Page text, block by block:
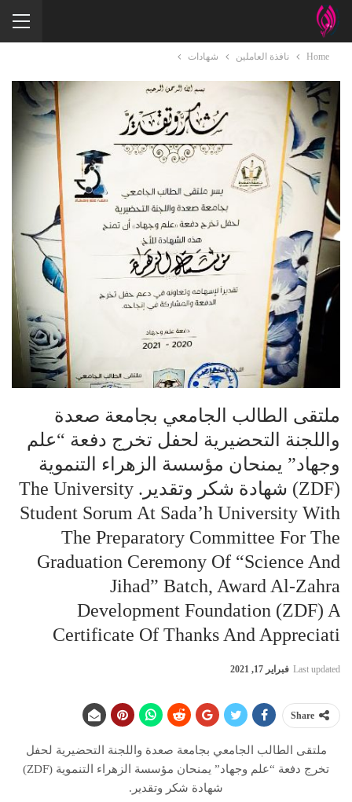
Home نافذة العاملين شهادات
ملتقى الطالب الجامعي بجامعة صعدة
واللجنة التحضيرية لحفل تخرج دفعة “علم
وجهاد” يمنحان مؤسسة الزهراء التنموية
(ZDF) شهادة شكر وتقدير. The University
Student Sorum At Sada’h University With
The Preparatory Committee For The
Graduation Ceremony Of “Science And
Jihad” Batch, Award Al-Zahra
Development Foundation (ZDF) A
Certificate Of Thanks And Appreciati
Last updated فبراير 17, 2021
Share
ملتقى الطالب الجامعي بجامعة صعدة واللجنة التحضيرية لحفل
تخرج دفعة “علم وجهاد” يمنحان مؤسسة الزهراء التنموية (ZDF)
شهادة شكر وتقدير.